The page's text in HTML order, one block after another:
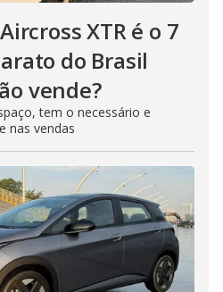
XTR é o 7
do Brasil
vende?
tem o necessário e
nas vendas